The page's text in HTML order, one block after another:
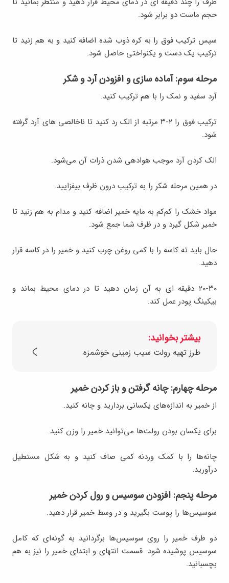
حجم ماست دو برابر شود.
سپس ترکیب فوق را به کره ذوب شده اضافه کنید و به هم زنید تا
ترکیب یک دست و یکنواختی حاصل شود.
مرحله سوم: آماده سازی و افزودن آرد و شکر
آرد سفید و نمک را با هم ترکیب کنید.
ترکیب فوق را ۲-۳ مرتبه از الک رد کنید تا ناخالصی های آرد گرفته
شود.
الک کردن آرد موجب هوادهی شدن ذرات آن می‌شود.
در همین مرحله شکر را به ترکیب درون ظرف بیفزایید.
مواد خشک را کم‌کم به مایه خمیر اضافه کنید و مدام به هم زنید تا
خمیر شکل گیرد و در ظرف شما جمع شود.
حال باید ته کاسه را با کمی روغن چرب کنید و خمیر را در کاسه قرار
دهید.
۲۰-۳۰ دقیقه ای به آن زمان دهید تا در دمای محیط بماند و
بیکینگ پودر عمل کند.
بیشتر بخوانید:
طرز تهیه رولت سیب‌ زمینی خوشمزه
مرحله چهارم: چانه گرفتن و باز کردن خمیر
از خمیر به اندازه‌های یکسانی بردارید و چانه کنید.
برای یکسان بودن رولت‌ها می‌توانید خمیر را وزن کنید.
چانه‌ها را با کمک وردنه کمی صاف کنید و به شکل مستطیل
درآورید.
مرحله پنجم: افزودن سوسیس و رول کردن خمیر
سوسیس‌ها را پوست بگیرید و در وسط خمیر قرار دهید.
دو طرف خمیر را روی سوسیس‌ها برگردانید به گونه‌ای که کامل
سوسیس پوشیده شود. قسمت انتهای و ابتدای خمیر را نیز به هم
بچسبانید.